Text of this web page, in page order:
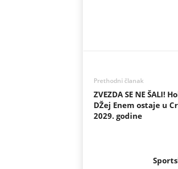
Prethodni članak
ZVEZDA SE NE ŠALI!
DŽej Enem ostaje u
2029. godine